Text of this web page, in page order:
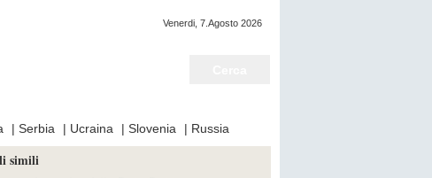
Venerdi, 7.Agosto 2026
| Serbia | Ucraina | Slovenia | Russia
simili